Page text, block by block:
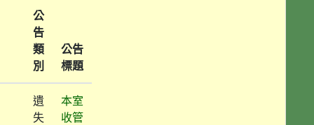
公
告
類
別
公告
標題
遺
失
本室
收管